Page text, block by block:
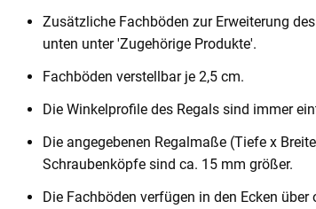
Zusätzliche Fachböden zur Erweiterung
unten unter 'Zugehörige Produkte'.
Fachböden verstellbar je 2,5 cm.
Die Winkelprofile des Regals sind immer
Die angegebenen Regalmaße (Tiefe x
Schraubenköpfe sind ca. 15 mm größer.
Die Fachböden verfügen in den Ecken